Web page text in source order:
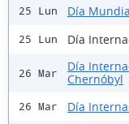
25 Lun Día
25 Lun Día
26 Mar
Día
Chernóbyl
26 Mar Día